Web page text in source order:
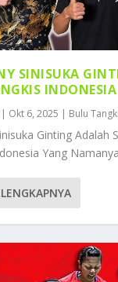
SINISUKA
INDONESIA
| Okt 6, 2025 | Bulu
Ginting Adalah
Yang